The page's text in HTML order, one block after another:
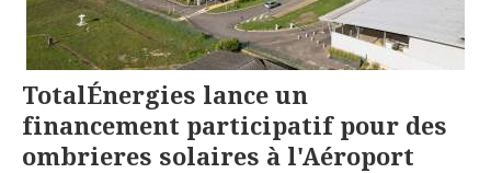
TotalÉnergies lance un
financement participatif pour des
ombrieres solaires à l'Aéroport